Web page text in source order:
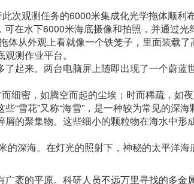
观测任务的6000米集成化光学拖体顺利布
在水下6000米海底摄像和拍照，并通过光
体从外观上看就像一个铁笼子，里面装载
测作业平台。
来。两台电脑屏上随即出现了一个蔚蓝
密，如腾空而起的尘埃；时而稀疏，如夜
雪花”又称“海雪”，是一种较为常见的深海
的聚集物。这些细小的颗粒物在海水中形
海。在灯光的照射下，神秘的太平洋海
的平原。科研人员不远万里寻找的多金